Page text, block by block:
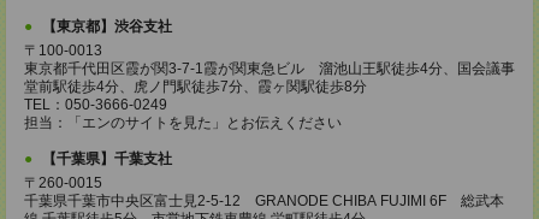
【東京都】渋谷支社
〒100-0013
東京都千代田区霞が関3-7-1霞が関東急ビル 溜池山王駅徒歩4分、国会議事
堂前駅徒歩4分、虎ノ門駅徒歩7分、霞ヶ関駅徒歩8分
TEL：050-3666-0249
担当：「エンのサイトを見た」とお伝えください
【千葉県】千葉支社
〒260-0015
千葉県千葉市中央区富士見2-5-12 GRANODE CHIBA FUJIMI 6F 総武本